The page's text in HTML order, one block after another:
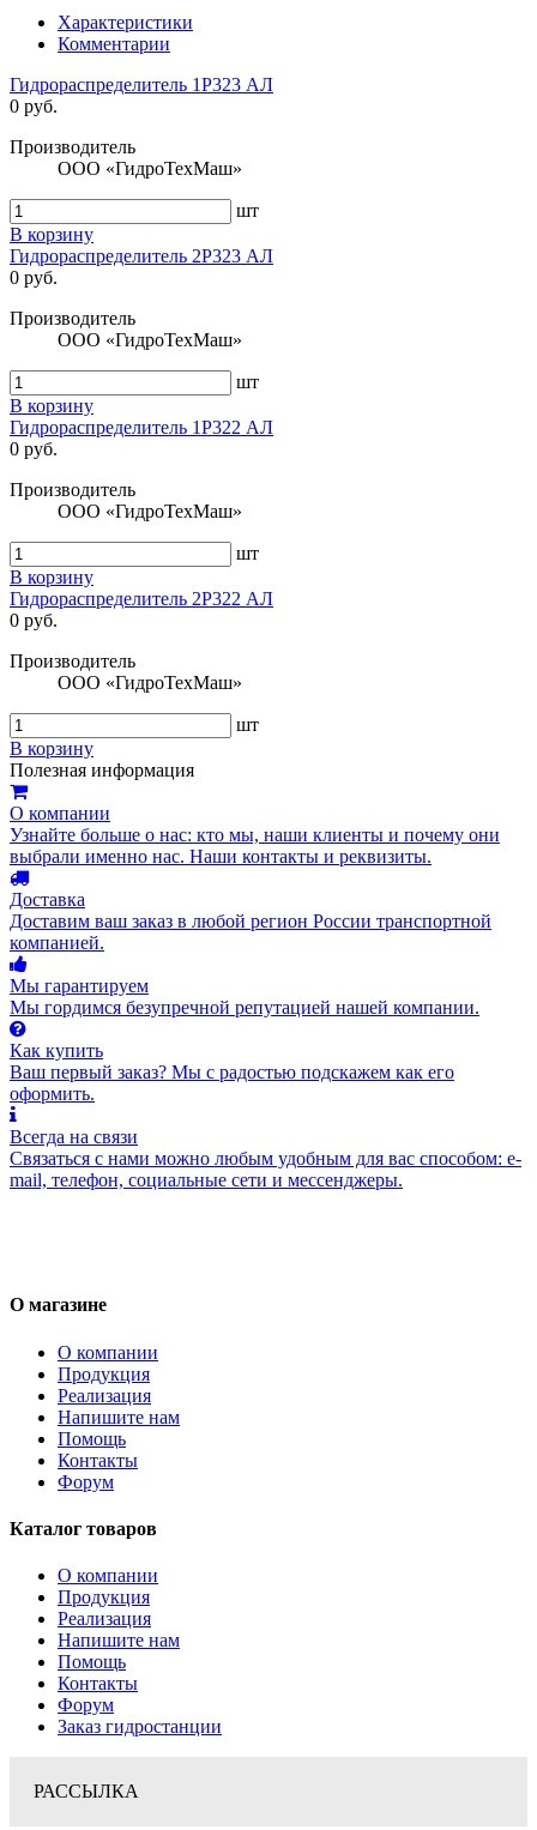
Характеристики
Комментарии
Гидрораспределитель 1Р323 АЛ
0 руб.
Производитель
ООО «ГидроТехМаш»
шт
В корзину
Гидрораспределитель 2Р323 АЛ
0 руб.
Производитель
ООО «ГидроТехМаш»
шт
В корзину
Гидрораспределитель 1Р322 АЛ
0 руб.
Производитель
ООО «ГидроТехМаш»
шт
В корзину
Гидрораспределитель 2Р322 АЛ
0 руб.
Производитель
ООО «ГидроТехМаш»
шт
В корзину
Полезная информация
О компании
Узнайте больше о нас: кто мы, наши клиенты и почему они
выбрали именно нас. Наши контакты и реквизиты.
Доставка
Доставим ваш заказ в любой регион России транспортной
компанией.
Мы гарантируем
Мы гордимся безупречной репутацией нашей компании.
Как купить
Ваш первый заказ? Мы с радостью подскажем как его
оформить.
Всегда на связи
Связаться с нами можно любым удобным для вас способом: e-
mail, телефон, социальные сети и мессенджеры.
О магазине
О компании
Продукция
Реализация
Напишите нам
Помощь
Контакты
Форум
Каталог товаров
О компании
Продукция
Реализация
Напишите нам
Помощь
Контакты
Форум
Заказ гидростанции
РАССЫЛКА